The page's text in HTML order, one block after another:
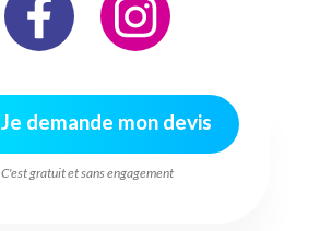
Je demande mon devis
C'est gratuit et sans engagement